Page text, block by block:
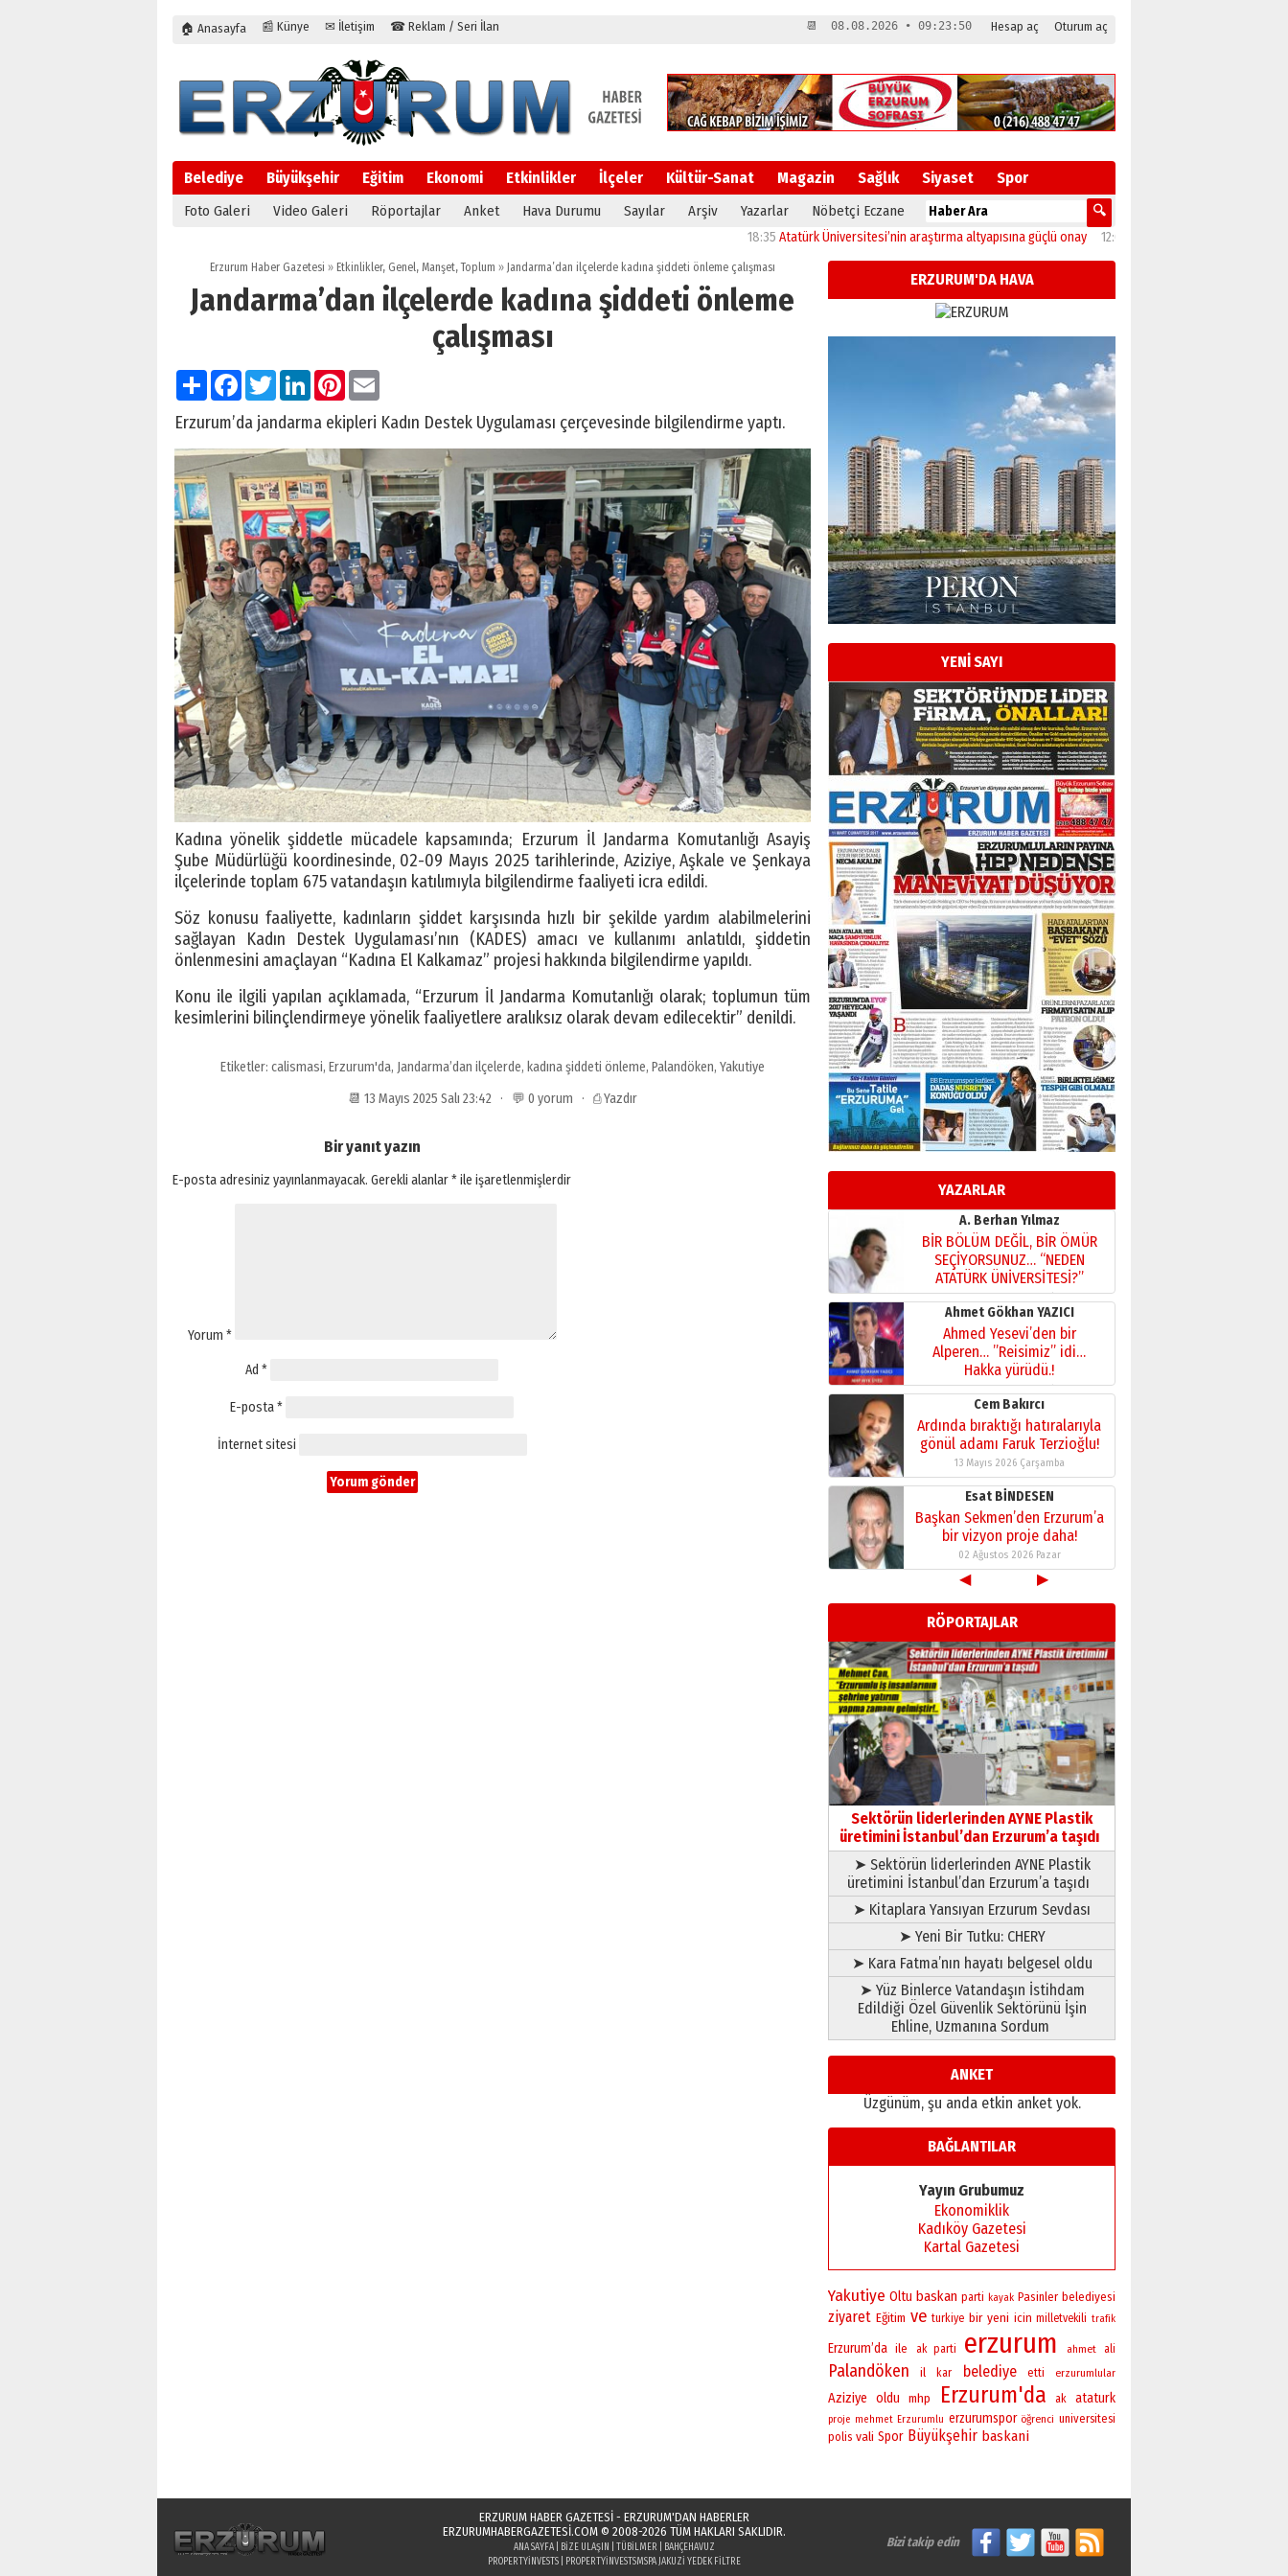
🏠 Anasayfa 📰 Künye ✉ İletişim ☎ Reklam / Seri İlan Hesap aç Oturum aç
📆 08.08.2026 • 09:23:51
Belediye Büyükşehir Eğitim Ekonomi Etkinlikler İlçeler Kültür-Sanat Magazin Sağlık Siyaset Spor
Foto Galeri Video Galeri Röportajlar Anket Hava Durumu Sayılar Arşiv Yazarlar Nöbetçi Eczane
Atatürk Üniversitesi’nin araştırma altyapısına güçlü onay 12:04Oltu’da festival coşkusu konserle
Erzurum Haber Gazetesi » Etkinlikler, Genel, Manşet,Toplum » Jandarma’dan ilçelerde kadına şiddeti önleme çalışması
Jandarma’dan ilçelerde kadına şiddeti önleme
çalışması
PaylaşFacebook
TwitterLinkedInPinterest
Erzurum’da jandarma ekipleri Kadın Destek Uygulaması çerçevesinde bilgilendirme yaptı.
Kadına yönelik şiddetle mücadele kapsamında; Erzurum İl Jandarma Komutanlığı Asayiş
Şube Müdürlüğü koordinesinde, 02-09 Mayıs 2025 tarihlerinde, Aziziye, Aşkale ve Şenkaya
ilçelerinde toplam 675 vatandaşın katılımıyla bilgilendirme faaliyeti icra edildi.
Söz konusu faaliyette, kadınların şiddet karşısında hızlı bir şekilde yardım alabilmelerini
sağlayan Kadın Destek Uygulaması’nın (KADES) amacı ve kullanımı anlatıldı, şiddetin
önlenmesini amaçlayan “Kadına El Kalkamaz” projesi hakkında bilgilendirme yapıldı.
Konu ile ilgili yapılan açıklamada, “Erzurum İl Jandarma Komutanlığı olarak; toplumun tüm
kesimlerini bilinçlendirmeye yönelik faaliyetlere aralıksız olarak devam edilecektir” denildi.
Etiketler: calismasi, Erzurum'da, Jandarma’dan ilçelerde, kadına şiddeti önleme, Palandöken, Yakutiye
📆 13 Mayıs 2025 Salı 23:42 · 💬 0 yorum · ⎙ Yazdır
Bir yanıt yazın
E-posta adresiniz yayınlanmayacak. Gerekli alanlar*ile işaretlenmişlerdir
Yorum *
Ad *
E-posta*
İnternet sitesi
ERZURUM'DA HAVA
YENİ SAYI
YAZARLAR
Esat BİNDESEN
Başkan Sekmen’den Erzurum’a
bir vizyon proje daha!
02 Ağustos 2026 Pazar
Kadir SABUNCUOĞLU
Erzurumspor’un köşe taşları
29 Haziran 2026 Pazartesi
Kenan GÜLERCİ
Murat Şahsuvaroğlu ERKON’da
çıtayı yukarı taşırken,
yönetimdekiler aşağı
çekmemeli!
17 Şubat 2026 SalıOrhan BOZKURT
Bir fotoğraf, bir şehir, bir
gazeteci… Dizginler kimin
elinde?
A. Berhan Yılmaz
BİR BÖLÜM DEĞİL, BİR ÖMÜR
SEÇİYORSUNUZ… “NEDEN
ATATÜRK ÜNİVERSİTESİ?”
28 Temmuz 2026 Salı
Ahmet Gökhan YAZICI
Ahmed Yesevi’den bir
Alperen… ”Reisimiz” idi…
Hakka yürüdü.!
26 Mart 2026 Perşembe
Cem Bakırcı
Ardında bıraktığı hatıralarıyla
gönül adamı Faruk Terzioğlu!
13 Mayıs 2026 Çarşamba
Esat BİNDESEN
Başkan Sekmen’den Erzurum’a
bir vizyon proje daha!
02 Ağustos 2026 Pazar
Kadir SABUNCUOĞLU
Erzurumspor’un köşe taşları
29 Haziran 2026 Pazartesi
Kenan GÜLERCİ
Murat Şahsuvaroğlu ERKON’da
çıtayı yukarı taşırken,
yönetimdekiler aşağı
çekmemeli!
17 Şubat 2026 SalıOrhan BOZKURT
Bir fotoğraf, bir şehir, bir
gazeteci… Dizginler kimin
elinde?
31 Mart 2026 Salı
A. Berhan Yılmaz
BİR BÖLÜM DEĞİL, BİR ÖMÜR
SEÇİYORSUNUZ… “NEDEN
ATATÜRK ÜNİVERSİTESİ?”
28 Temmuz 2026 Salı
Ahmet Gökhan YAZICI
Ahmed Yesevi’den bir
Alperen… ”Reisimiz” idi…
Hakka yürüdü.!
26 Mart 2026 Perşembe
Ardında bıraktığı hatıralarıyla
13 Mayıs 2026 Çarşamba
Esat BİNDESEN
Başkan Sekmen’den Erzurum’a
bir vizyon proje daha!
02 Ağustos 2026 Pazar
◀ ▶
RÖPORTAJLAR
Sektörün liderlerinden AYNE Plastik
üretimini İstanbul’dan Erzurum’a taşıdı
➤ Sektörün liderlerinden AYNE Plastik
üretimini İstanbul’dan Erzurum’a taşıdı
➤ Kitaplara Yansıyan Erzurum Sevdası
➤ Yeni Bir Tutku: CHERY
➤ Kara Fatma’nın hayatı belgesel oldu
➤ Yüz Binlerce Vatandaşın İstihdam
Edildiği Özel Güvenlik Sektörünü İşin
Ehline, Uzmanına Sordum
ANKET
Üzgünüm, şu anda etkin anket yok.
BAĞLANTILAR
Yayın Grubumuz
Ekonomiklik
Kadıköy Gazetesi
Kartal Gazetesi
Yakutiye Oltu baskan parti kayak Pasinler belediyesi
ziyaret Eğitim ve turkiye bir yeni icin milletvekili trafik
Erzurum’da ile ak parti erzurum ahmet ali
Palandöken il kar belediye etti erzurumlular
Aziziye oldu mhp Erzurum'da ak ataturk
proje mehmet Erzurumlu erzurumspor öğrenci universitesi
polis vali Spor Büyükşehir baskani
ERZURUM HABER GAZETESİ - ERZURUM'DAN HABERLER
ERZURUMHABERGAZETESI.COM© 2008-2026 TÜM HAKLARI SAKLIDIR.
ANA SAYFA| BIZE ULAŞIN TÜBILMER
BAHÇEHAVUZ
PROPERTYINVESTS| PROPERTYINVESTSMSPA JAKUZI YEDEK FILTRE
Bizi takip edin